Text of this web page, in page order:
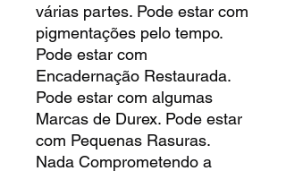
várias partes. Pode estar com
pigmentações pelo tempo.
Pode estar com
Encadernação Restaurada.
Pode estar com algumas
Marcas de Durex. Pode estar
com Pequenas Rasuras.
Nada Comprometendo a